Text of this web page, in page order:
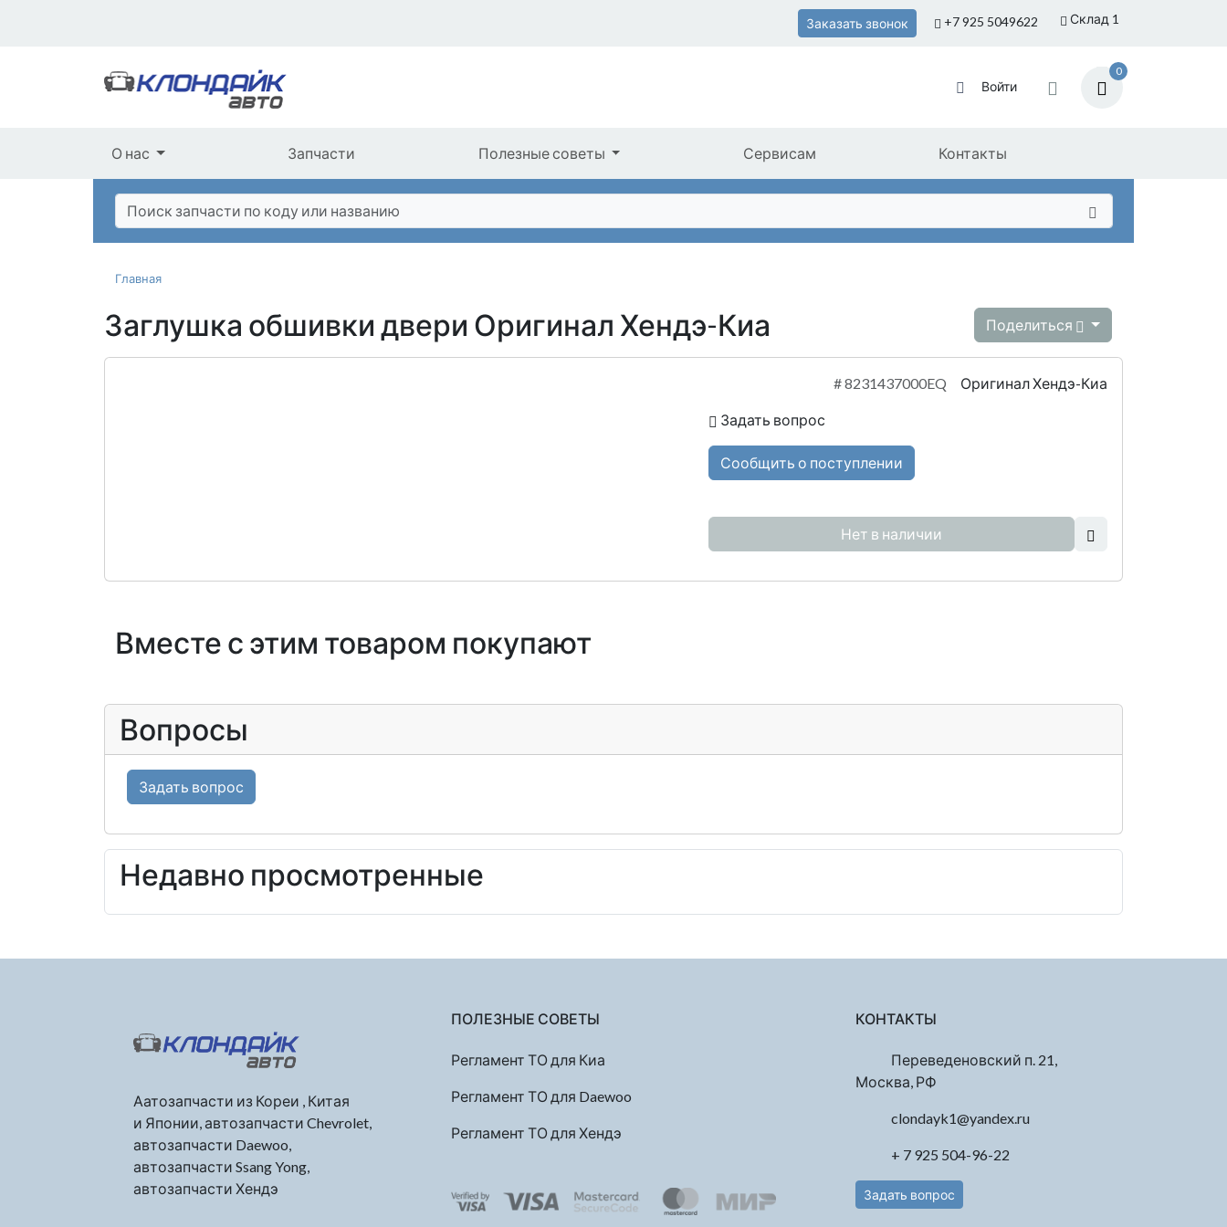
Склад 1
Заказать звонок +7 925 5049622
Войти
0
О нас Запчасти Полезные советы Сервисам Контакты
Главная
Заглушка обшивки двери Оригинал Хендэ-Киа Поделиться
#8231437000EQ Оригинал Хендэ-Киа
Задать вопрос
Сообщить о поступлении
Нет в наличии
Вместе с этим товаром покупают
Вопросы
Задать вопрос
Недавно просмотренные
Аатозапчасти из Кореи , Китая
и Японии, автозапчасти Chevrolet,
автозапчасти Daewoo,
автозапчасти Ssang Yong,
автозапчасти Хендэ
ПОЛЕЗНЫЕ СОВЕТЫ
Регламент ТО для Киа
Регламент ТО для Daewoo
Регламент ТО для Хендэ
КОНТАКТЫ
Переведеновский п. 21,
Москва, РФ
clondayk1@yandex.ru
+ 7 925 504-96-22
Задать вопрос